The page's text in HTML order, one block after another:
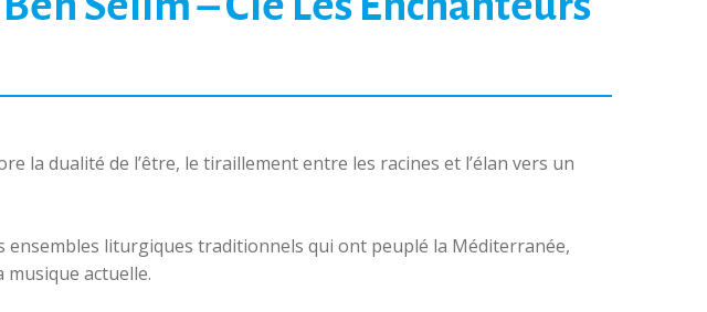
la dualité de l’être, le tiraillement entre les racines et l’élan vers un
ensembles liturgiques traditionnels qui ont peuplé la Méditerranée,
actuelle.